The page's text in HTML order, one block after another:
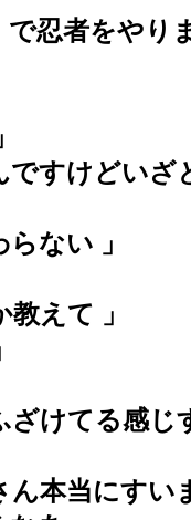
で忍者をやり
ですけどい
ない 」
えて 」
ざけてる感じ
ん本当にすい